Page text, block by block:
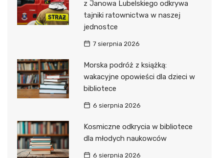
z Janowa Lubelskiego odkrywa
tajniki ratownictwa w naszej
jednostce
7 sierpnia 2026
Morska podróż z książką:
wakacyjne opowieści dla dzieci w
bibliotece
6 sierpnia 2026
Kosmiczne odkrycia w bibliotece
dla młodych naukowców
6 sierpnia 2026